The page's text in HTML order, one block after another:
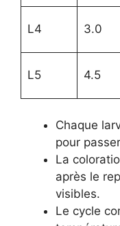
L4 3.0
L5 4.5
Chaque
pour
La
après le
visibles.
Le cycle